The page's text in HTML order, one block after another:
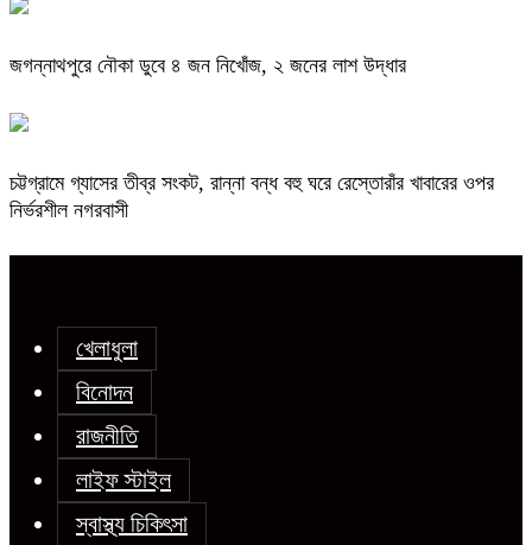
জগন্নাথপুরে নৌকা ডুবে ৪ জন নিখোঁজ, ২ জনের লাশ উদ্ধার
চট্টগ্রামে গ্যাসের তীব্র সংকট, রান্না বন্ধ বহু ঘরে রেস্তোরাঁর খাবারের ওপর
নির্ভরশীল নগরবাসী
খেলাধুলা
বিনোদন
রাজনীতি
লাইফ স্টাইল
স্বাস্থ্য চিকিৎসা